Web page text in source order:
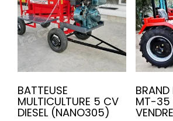
BATTEUSE
MULTICULTURE 5 CV
DIESEL (NANO305)
MT-35